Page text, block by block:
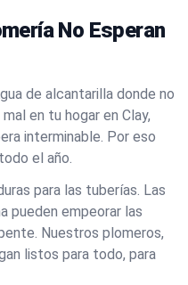
No Esperan
de alcantarilla donde no
en tu hogar en Clay,
interminable. Por eso
el año.
para las tuberías. Las
pueden empeorar las
Nuestros plomeros,
listos para todo, para